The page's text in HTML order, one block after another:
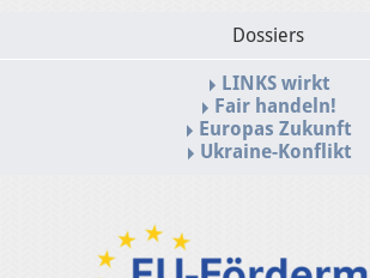
Dossiers
LINKS wirkt
Fair handeln!
Europas Zukunft
Ukraine-Konflikt